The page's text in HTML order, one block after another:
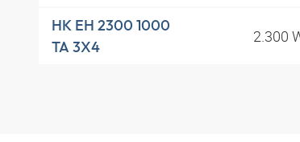
HK EH 2300 1000
TA 3X4
2.300